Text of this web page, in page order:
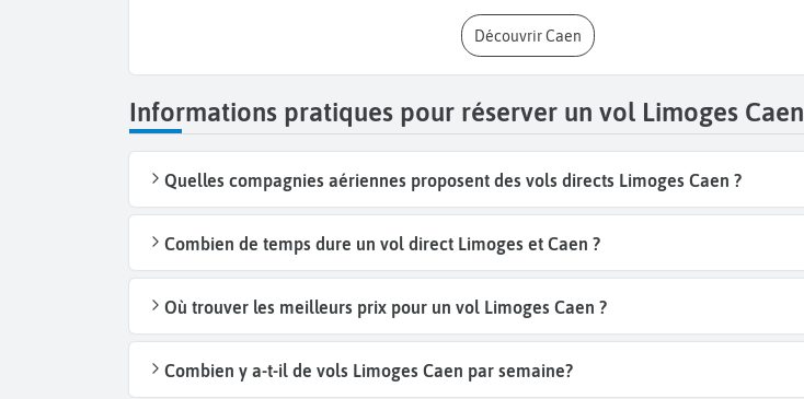
Découvrir Caen
Informations pratiques pour réserver un vol Limoges Caen
Quelles compagnies aériennes proposent des vols directs Limoges Caen ?
Combien de temps dure un vol direct Limoges et Caen ?
Où trouver les meilleurs prix pour un vol Limoges Caen ?
Combien y a-t-il de vols Limoges Caen par semaine?